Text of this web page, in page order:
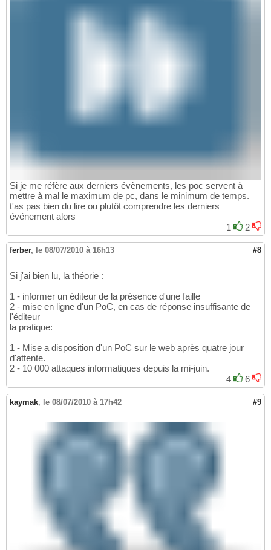
Si je me réfère aux derniers évènements, les poc servent à
mettre à mal le maximum de pc, dans le minimum de temps.
t'as pas bien du lire ou plutôt comprendre les derniers
événement alors
1
2
ferber, le 08/07/2010 à 16h13 #8
Si j'ai bien lu, la théorie :
1 - informer un éditeur de la présence d'une faille
2 - mise en ligne d'un PoC, en cas de réponse insuffisante de
l'éditeur
la pratique:
1 - Mise a disposition d'un PoC sur le web après quatre jour
d'attente.
2 - 10 000 attaques informatiques depuis la mi-juin.
4
6
kaymak, le 08/07/2010 à 17h42 #9